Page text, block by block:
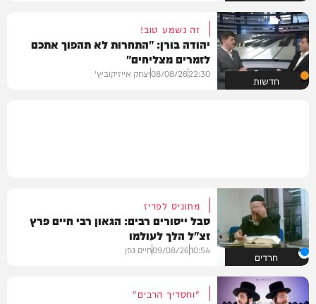
חדשות
זה נשמע טוב!
יהודה בורן: "התחרות לא תהפוך אתכם
לזמרים מצליחים"
22:30
08/08/26יצחק אייזיקוביץ'
חרדים
מתוניס לפריז
סבל ייסורים רבים: הגאון רבי חיים פרץ
זצ"ל הלך לעולמו
10:54
09/08/26חיים גפן
"וחסדיך הרבים"